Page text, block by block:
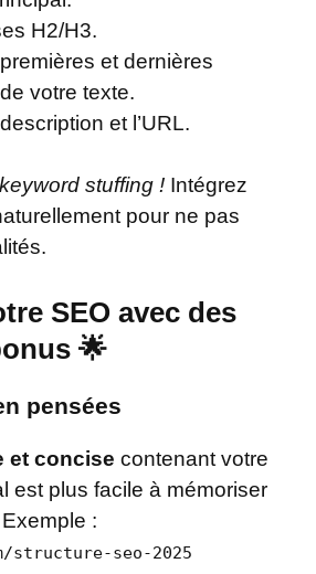
H2/H3.
et dernières
votre texte.
et l’URL.
stuffing ! Intégrez
pour ne pas
SEO avec des
🌟
pensées
et concise contenant votre
est plus facile à mémoriser
:
structure-seo-2025